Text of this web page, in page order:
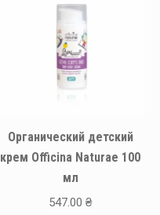
Органический детский
крем Officina Naturae 100
мл
547.00 ₴